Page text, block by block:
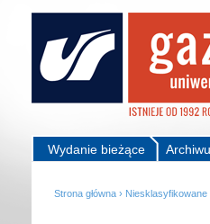
Wydanie bieżące
Strona główna › Niesklasyfikowane